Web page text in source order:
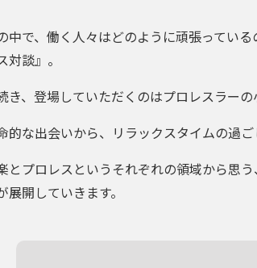
中で、働く人々はどのように頑張ってい
対談』。
き、登場していただくのはプロレスラーの
的な出会いから、リラックスタイムの過
とプロレスというそれぞれの領域から思
展開していきます。